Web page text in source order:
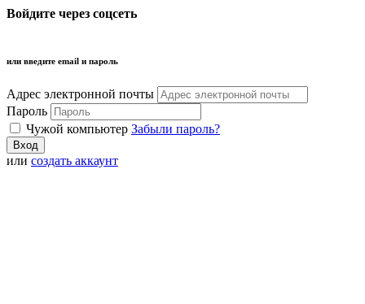
Войдите через соцсеть
или введите email и пароль
Адрес электронной почты
Пароль
Чужой компьютер Забыли пароль?
или создать аккаунт